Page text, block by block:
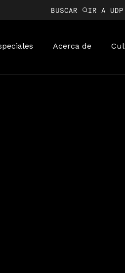
BUSCAR IR A UDP
Acerca de